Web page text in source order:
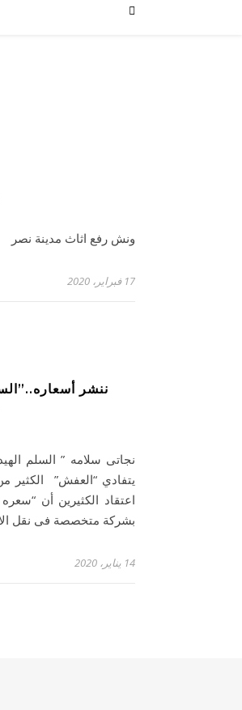
ونش رفع اثاث مدينة نصر
17 فبراير، 2020
ننشر
نجاتى سلامه ” السلم
يتفادي “العفش” الكثير
اعتقاد الكثيرين أن
بشركة متخصصة فى نقل
14 يناير، 2020